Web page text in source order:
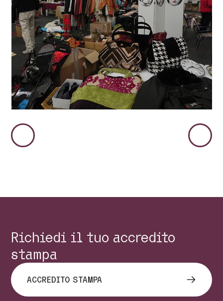
Immagine
Richiedi il tuo accredito
stampa
ACCREDITO STAMPA